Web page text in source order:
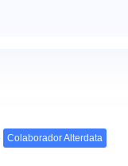
Colaborador Alterdata